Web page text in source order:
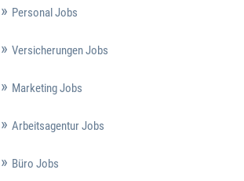
Personal Jobs
Versicherungen Jobs
Marketing Jobs
Arbeitsagentur Jobs
Büro Jobs